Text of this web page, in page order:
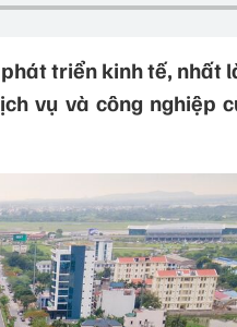
triển kinh tế, nhất
vụ và công nghiệp